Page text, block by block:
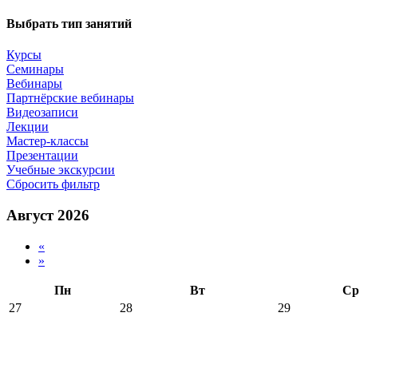
Выбрать тип занятий
Курсы
Семинары
Вебинары
Партнёрские вебинары
Видеозаписи
Лекции
Мастер-классы
Презентации
Учебные экскурсии
Сбросить фильтр
Август 2026
«
»
Пн Вт Ср
27
28 29